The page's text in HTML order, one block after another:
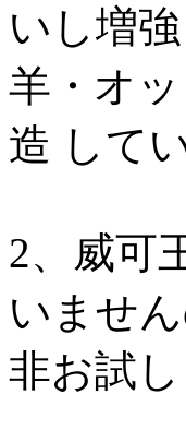
いし増
羊・オ
造 して
2、威可
いませ
非お試し